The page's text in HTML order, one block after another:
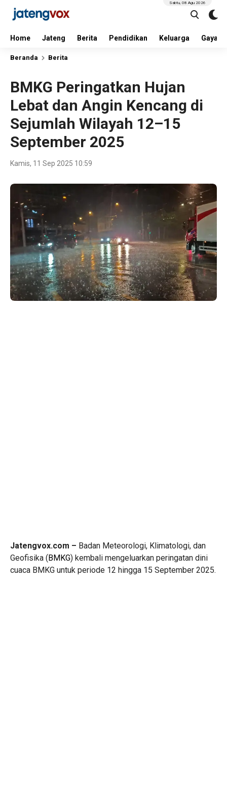
Home Jateng Berita Pendidikan Keluarga Gaya
Sabtu, 08 Agu 2026
Beranda Berita
BMKG Peringatkan Hujan
Lebat dan Angin Kencang di
Sejumlah Wilayah 12–15
September 2025
Kamis, 11 Sep 2025 10:59
Jatengvox.com – Badan Meteorologi, Klimatologi, dan
Geofisika (BMKG) kembali mengeluarkan peringatan dini
cuaca BMKG untuk periode 12 hingga 15 September 2025.